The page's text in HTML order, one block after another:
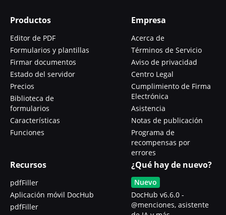
Productos
Editor de PDF
Formularios y plantillas
Firmar documentos
Estado del servidor
Precios
Biblioteca de
formularios
Características
Funciones
Empresa
Acerca de
Términos de Servicio
Aviso de privacidad
Centro Legal
Cumplimiento de Firma
Electrónica
Asistencia
Notas de publicación
Programa de
recompensas por
errores
Recursos
pdfFiller
Aplicación móvil DocHub
pdfFiller
¿Qué hay de nuevo?
Nuevo
DocHub v6.6.0 -
@menciones, asistente